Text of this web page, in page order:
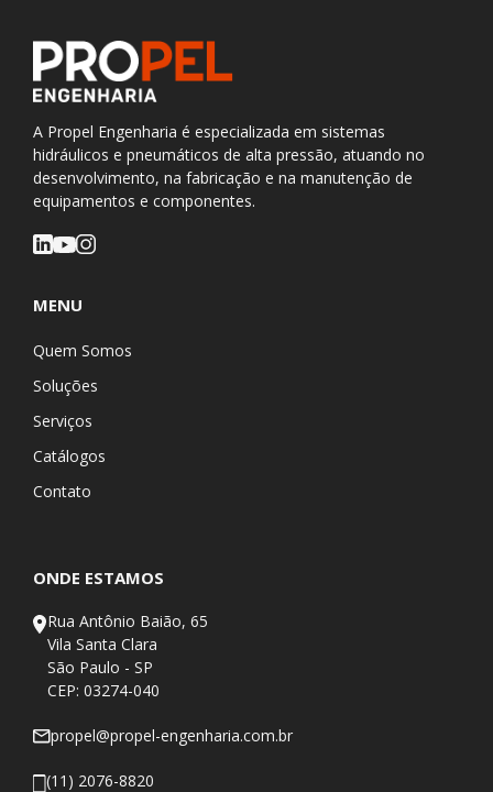
A Propel Engenharia é especializada em sistemas
hidráulicos e pneumáticos de alta pressão, atuando no
desenvolvimento, na fabricação e na manutenção de
equipamentos e componentes.
MENU
Quem Somos
Soluções
Serviços
Catálogos
Contato
ONDE ESTAMOS
Rua Antônio Baião, 65
Vila Santa Clara
São Paulo - SP
CEP: 03274-040
propel@propel-engenharia.com.br
(11) 2076-8820